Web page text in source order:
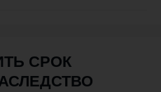
СРОК